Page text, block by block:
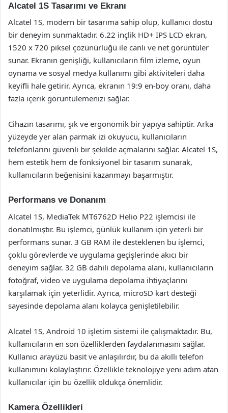
Alcatel 1S Tasarımı ve Ekranı
Alcatel 1S, modern bir tasarıma sahip olup, kullanıcı dostu
bir deneyim sunmaktadır. 6.22 inçlik HD+ IPS LCD ekran,
1520 x 720 piksel çözünürlüğü ile canlı ve net görüntüler
sunar. Ekranın genişliği, kullanıcıların film izleme, oyun
oynama ve sosyal medya kullanımı gibi aktiviteleri daha
keyifli hale getirir. Ayrıca, ekranın 19:9 en-boy oranı, daha
fazla içerik görüntülemenizi sağlar.
Cihazın tasarımı, şık ve ergonomik bir yapıya sahiptir. Arka
yüzeyde yer alan parmak izi okuyucu, kullanıcıların
telefonlarını güvenli bir şekilde açmalarını sağlar. Alcatel 1S,
hem estetik hem de fonksiyonel bir tasarım sunarak,
kullanıcıların beğenisini kazanmayı başarmıştır.
Performans ve Donanım
Alcatel 1S, MediaTek MT6762D Helio P22 işlemcisi ile
donatılmıştır. Bu işlemci, günlük kullanım için yeterli bir
performans sunar. 3 GB RAM ile desteklenen bu işlemci,
çoklu görevlerde ve uygulama geçişlerinde akıcı bir
deneyim sağlar. 32 GB dahili depolama alanı, kullanıcıların
fotoğraf, video ve uygulama depolama ihtiyaçlarını
karşılamak için yeterlidir. Ayrıca, microSD kart desteği
sayesinde depolama alanı kolayca genişletilebilir.
Alcatel 1S, Android 10 işletim sistemi ile çalışmaktadır. Bu,
kullanıcıların en son özelliklerden faydalanmasını sağlar.
Kullanıcı arayüzü basit ve anlaşılırdır, bu da akıllı telefon
kullanımını kolaylaştırır. Özellikle teknolojiye yeni adım atan
kullanıcılar için bu özellik oldukça önemlidir.
Kamera Özellikleri